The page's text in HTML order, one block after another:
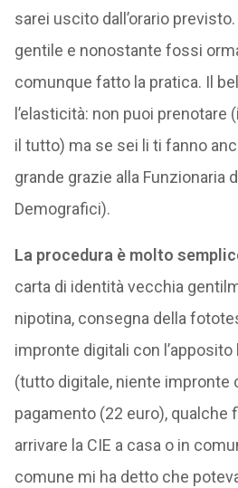
sarei uscito dall’orario
gentile e nonostante fossi
comunque fatto la pratica. Il
l’elasticità: non puoi
il tutto) ma se sei li ti fanno
grande grazie alla Funzionaria
Demografici).
La procedura è molto
carta di identità vecchia
nipotina, consegna della
impronte digitali con
(tutto digitale, niente impronte
pagamento (22 euro), qualche
arrivare la CIE a casa o in
comune mi ha detto che